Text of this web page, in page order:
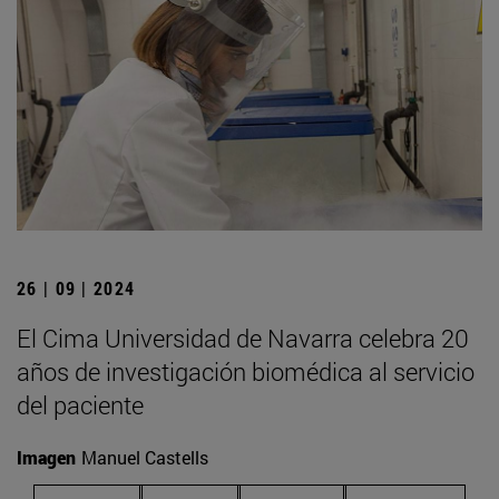
26 | 09 | 2024
El Cima Universidad de Navarra celebra 20
años de investigación biomédica al servicio
del paciente
Imagen Manuel Castells